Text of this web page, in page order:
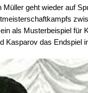
Müller geht wieder auf
als Musterbeispiel für
Kasparov das Endspiel